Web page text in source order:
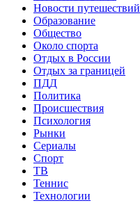
Новости путешествий
Образование
Общество
Около спорта
Отдых в России
Отдых за границей
ПДД
Политика
Происшествия
Психология
Рынки
Сериалы
Спорт
ТВ
Теннис
Технологии